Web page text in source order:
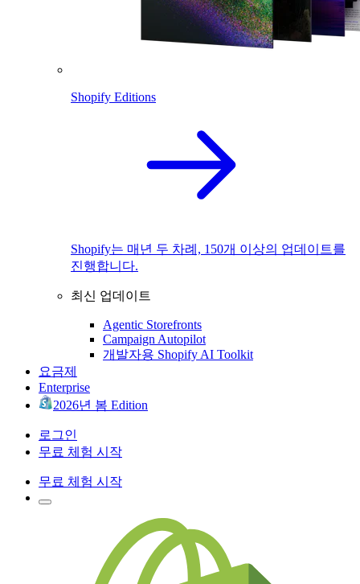
Shopify Editions
Shopify는 매년 두 차례, 150개 이상의 업데이트를
진행합니다.
최신 업데이트
Agentic Storefronts
Campaign Autopilot
개발자용 Shopify AI Toolkit
요금제
Enterprise
2026년 봄 Edition
로그인
무료 체험 시작
무료 체험 시작